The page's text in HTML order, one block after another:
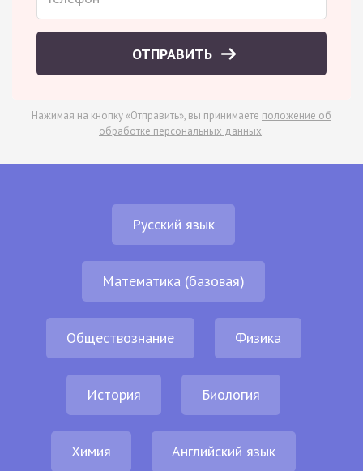
ОТПРАВИТЬ
Нажимая на кнопку «Отправить», вы принимаете положение об
обработке персональных данных.
Русский язык
Математика (базовая)
Обществознание Физика
История Биология
Химия Английский язык